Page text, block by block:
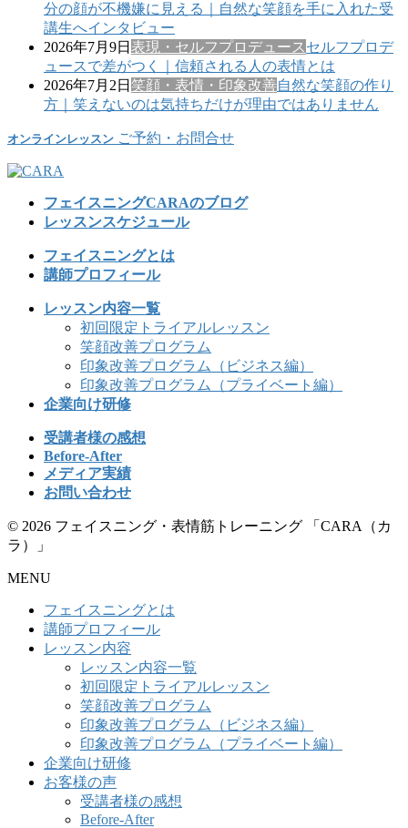
分の顔が不機嫌に見える｜自然な笑顔を手に入れた受
講生へインタビュー
2026年7月9日 表現・セルフプロデュースセルフプロデ
ュースで差がつく｜信頼される人の表情とは
2026年7月2日 笑顔・表情・印象改善自然な笑顔の作り
方｜笑えないのは気持ちだけが理由ではありません
オンラインレッスン ご予約・お問合せ
フェイスニングCARAのブログ
レッスンスケジュール
フェイスニングとは
講師プロフィール
レッスン内容一覧
初回限定トライアルレッスン
笑顔改善プログラム
印象改善プログラム（ビジネス編）
印象改善プログラム（プライベート編）
企業向け研修
受講者様の感想
Before-After
メディア実績
お問い合わせ
© 2026 フェイスニング・表情筋トレーニング 「CARA（カ
ラ）」
MENU
フェイスニングとは
講師プロフィール
レッスン内容
レッスン内容一覧
初回限定トライアルレッスン
笑顔改善プログラム
印象改善プログラム（ビジネス編）
印象改善プログラム（プライベート編）
企業向け研修
お客様の声
受講者様の感想
Before-After